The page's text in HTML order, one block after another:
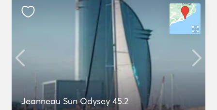
Jeanneau Sun Odysey 45.2